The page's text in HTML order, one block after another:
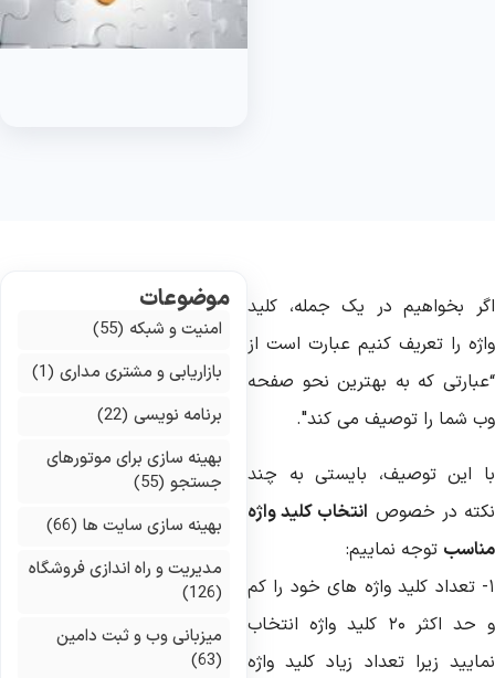
بخواهیم در یک جمله، کلید
را تعریف کنیم عبارت است از
که به بهترین نحو صفحه
شما را توصیف می کند".
این توصیف، بایستی به چند
در خصوصانتخاب کلید واژه
توجه نماییم:
۱- تعداد کلید واژه های خود را کم
و حد اکثر ۲۰ کلید واژه انتخاب
زیرا تعداد زیاد کلید واژه
موضوعات
امنیت و شبکه(55)
بازاریابی و مشتری مداری(1)
برنامه نویسی(22)
بهینه سازی برای موتورهای
جستجو(55)
بهینه سازی سایت ها(66)
مدیریت و راه اندازی فروشگاه
میزبانی وب و ثبت دامین